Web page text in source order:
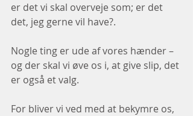
er det vi skal overveje som; er det
det, jeg gerne vil have?.
Nogle ting er ude af vores hænder –
og der skal vi øve os i, at give slip, det
er også et valg.
For bliver vi ved med at bekymre os,